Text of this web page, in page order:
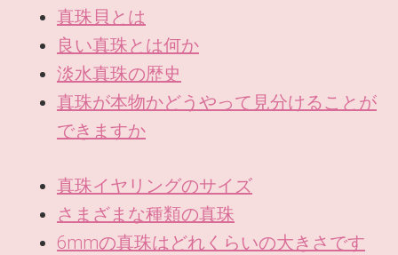
真珠貝とは
良い真珠とは何か
淡水真珠の歴史
真珠が本物かどうやって見分けることが
できますか
真珠イヤリングのサイズ
さまざまな種類の真珠
6mmの真珠はどれくらいの大きさです